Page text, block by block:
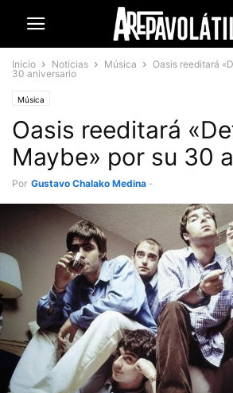
Inicio Noticias Música
Oasis reeditará
30 aniversario
Música
Oasis reeditará
Maybe» por su 30
Por Gustavo Chalako Medina -